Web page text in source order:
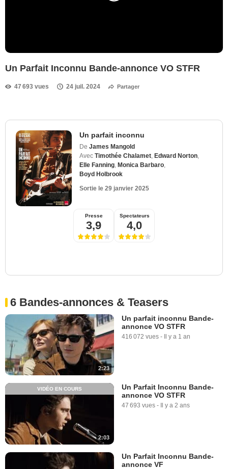
Un Parfait Inconnu Bande-annonce VO STFR
47 693 vues 24 juil. 2024 Partager
Un parfait inconnu
De James Mangold
Avec Timothée Chalamet Edward Norton
Elle Fanning Monica Barbaro
Boyd Holbrook
Sortie le 29 janvier 2025
Presse
3,9
Spectateurs
4,0
6 Bandes-annonces & Teasers
2:23
Un parfait inconnu Bande-
annonce VO STFR
416 072 vues - Il y a 1 an
2:03
VIDÉO EN COURS
Un Parfait Inconnu Bande-
annonce VO STFR
47 693 vues - Il y a 2 ans
Un Parfait Inconnu Bande-
annonce VF